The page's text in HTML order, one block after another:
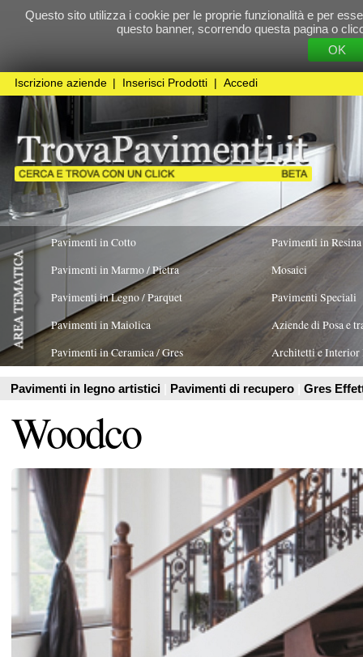
Questo sito utilizza i cookie per le proprie funzionalità e per essere sicuri che tu
questo banner, scorrendo questa pagina o cliccando
Cookie
Pavimenti in Cotto
Pavimenti in Marmo / Pietra
Pavimenti in Legno / Parquet
Pavimenti in Ceramica / Gres
Pavimenti in Resina
Pavimenti Speciali
Aziende di Posa e trattamento Pavimenti
Architetti e Interior Design
Pavimenti in legno artistici | Pavimenti di recupero | Gres Effetto Legno
Woodco